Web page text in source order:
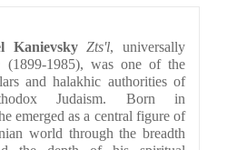
Kanievsky Zts'l, universally
(1899-1985), was one of the
and halakhic authorities of
Judaism. Born in
emerged as a central figure of
world through the breadth